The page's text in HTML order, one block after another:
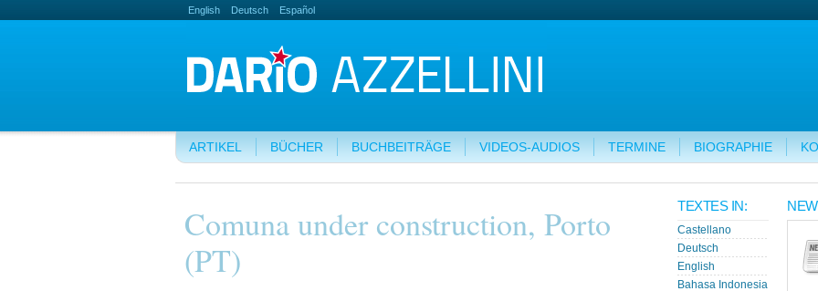
English Deutsch Español
ARTIKEL BÜCHER BUCHBEITRÄGE VIDEOS-AUDIOS TERMINE BIOGRAPHIE
Comuna under construction, Porto
(PT)
TEXTES IN:
Castellano
Deutsch
English
Bahasa Indonesia